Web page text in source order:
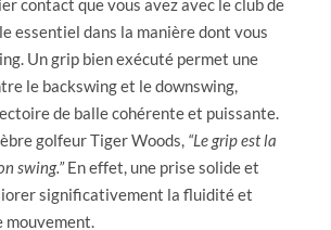
essentiel dans la manière dont vous
Un grip bien exécuté permet une
le backswing et le downswing,
de balle cohérente et puissante.
golfeur Tiger Woods, “Le grip est la
swing.”En effet, une prise solide et
significativement la fluidité et
mouvement.